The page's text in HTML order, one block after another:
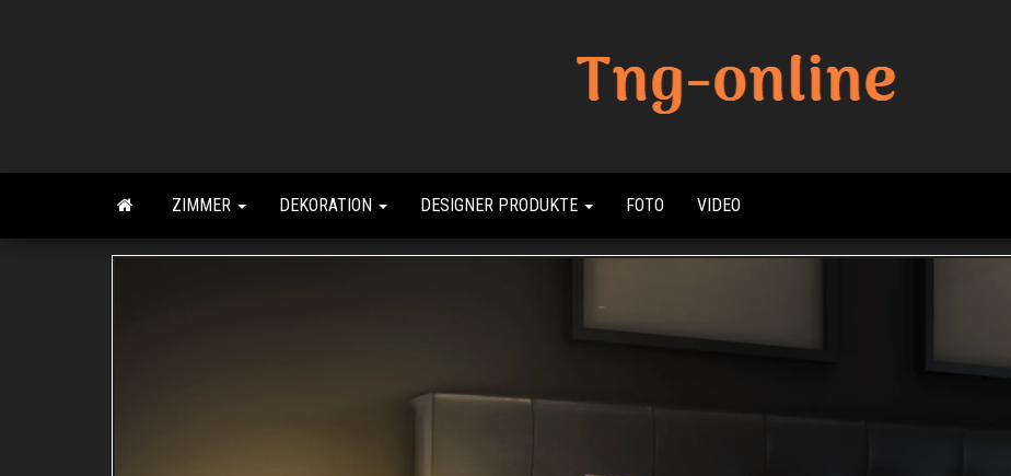
Online
Online
Sharing
ZIMMER DEKORATION DESIGNER PRODUKTE FOTO VIDEO